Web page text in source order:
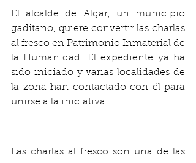
El alcalde de Algar, un municipio
gaditano, quiere convertir las charlas
al fresco en Patrimonio Inmaterial de
la Humanidad. El expediente ya ha
sido iniciado y varias localidades de
la zona han contactado con él para
unirse a la iniciativa.
Las charlas al fresco son una de las